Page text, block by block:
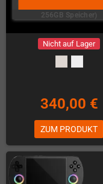
256GB Speicher)
Nicht auf Lager
340,00 €
ZUM PRODUKT